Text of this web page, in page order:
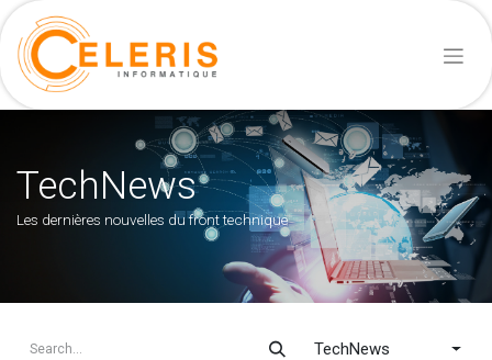
TechNews
Les dernières nouvelles du front technique
TechNews